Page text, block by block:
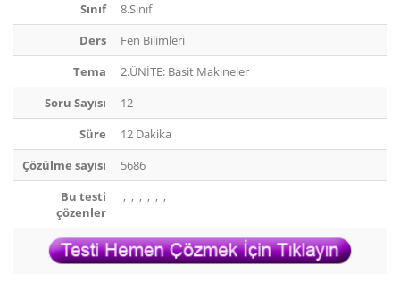
Sınıf
8.Sınıf
Ders
Fen Bilimleri
Tema
2.ÜNİTE: Basit Makineler
Soru Sayısı
12
Süre
12 Dakika
Çözülme sayısı
5686
Bu testi
çözenler
, , , , , ,